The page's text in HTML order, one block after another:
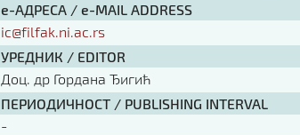
е-АДРЕСА / e-MAIL ADDRESS
ic@filfak.ni.ac.rs
УРЕДНИК / EDITOR
Доц. др Гордана Ђигић
ПЕРИОДИЧНОСТ / PUBLISHING INTERVAL
-